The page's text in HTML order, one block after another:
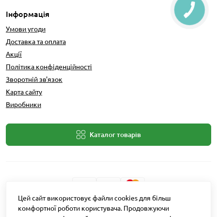
Інформація
Умови угоди
Доставка та оплата
Акції
Політика конфіденційності
Зворотній зв'язок
Карта сайту
Виробники
Каталог товарів
Розробник: Intent Solutions
Цей сайт використовує файли cookies для більш
комфортної роботи користувача. Продовжуючи